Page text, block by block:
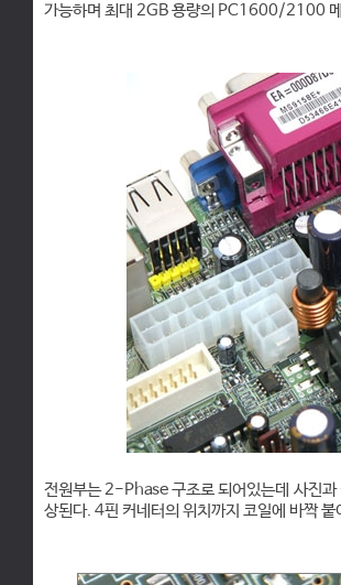
가능하며 최대 2GB 용량의 PC1600/2100
전원부는 2-Phase 구조로 되어있는데 사진과
상된다. 4핀 커네터의 위치까지 코일에 바짝